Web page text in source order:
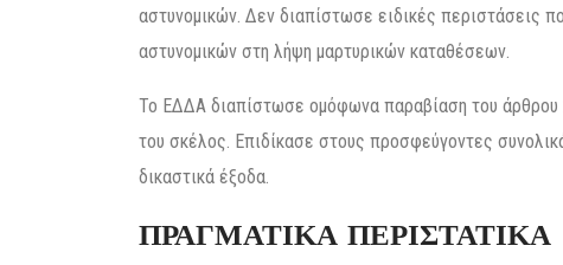
αστυνομικών. Δεν διαπίστωσε ειδικές περιστάσεις
αστυνομικών στη λήψη μαρτυρικών καταθέσεων.
Το ΕΔΔΑ διαπίστωσε ομόφωνα παραβίαση του άρθρου
του σκέλος. Επιδίκασε στους προσφεύγοντες
δικαστικά έξοδα.
ΠΡΑΓΜΑΤΙΚΑ ΠΕΡΙΣΤΑΤΙΚΑ